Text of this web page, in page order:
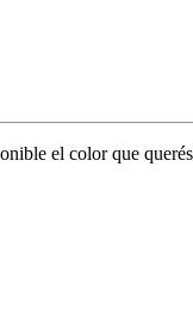
el color que